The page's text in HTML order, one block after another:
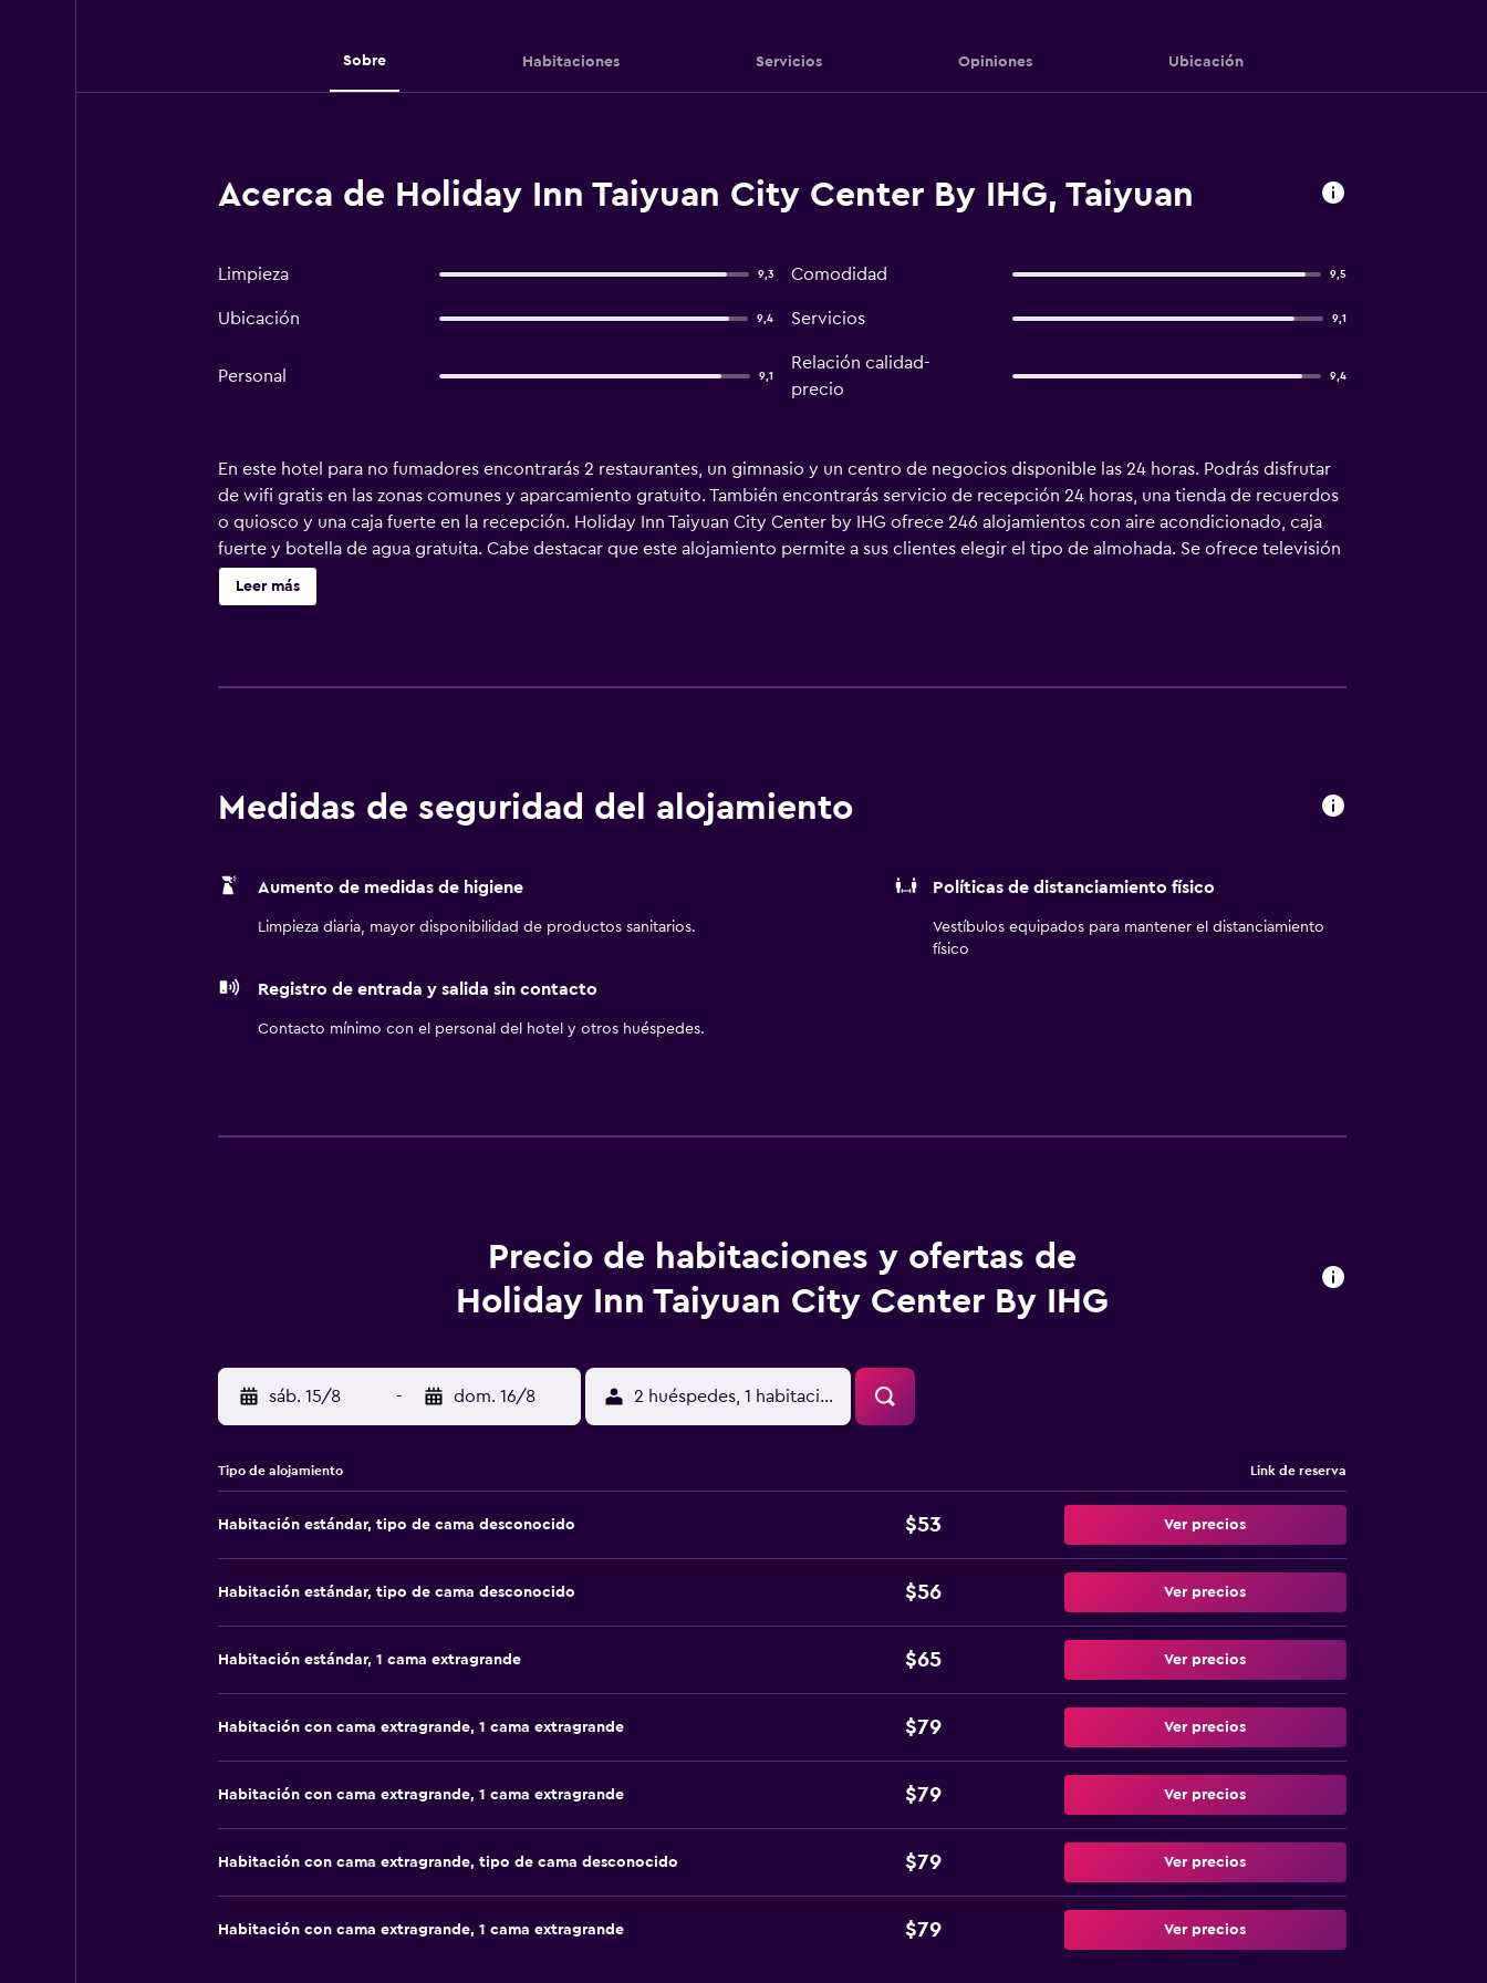
Sobre Habitaciones Servicios Opiniones Ubicación
Acerca de Holiday Inn Taiyuan City Center By IHG, Taiyuan
Limpieza 9,3 Comodidad 9,5
Ubicación 9,4 Servicios 9,1
Personal 9,1
Relación calidad-
precio
9,4
En este hotel para no fumadores encontrarás 2 restaurantes, un gimnasio y un centro de negocios disponible las 24 horas. Podrás disfrutar
de wifi gratis en las zonas comunes y aparcamiento gratuito. También encontrarás servicio de recepción 24 horas, una tienda de recuerdos
o quiosco y una caja fuerte en la recepción. Holiday Inn Taiyuan City Center by IHG ofrece 246 alojamientos con aire acondicionado, caja
fuerte y botella de agua gratuita. Cabe destacar que este alojamiento permite a sus clientes elegir el tipo de almohada. Se ofrece televisión
por satélite. Los baños están equipados con bañera o ducha, zapatillas y cepillos de dientes y dentífrico. Se ofrece servicio de limpieza
todos los días. Los servicios de ocio y esparcimiento en este hotel incluyen gimnasio.
Leer más
Medidas de seguridad del alojamiento
Aumento de medidas de higiene
Limpieza diaria, mayor disponibilidad de productos sanitarios.
Políticas de distanciamiento físico
Vestíbulos equipados para mantener el distanciamiento
físico
Registro de entrada y salida sin contacto
Contacto mínimo con el personal del hotel y otros huéspedes.
Precio de habitaciones y ofertas de
Holiday Inn Taiyuan City Center By IHG
sáb. 15/8 - dom. 16/8 2 huéspedes, 1 habitación
Tipo de alojamiento Link de reserva
Habitación estándar, tipo de cama desconocido $53 Ver precios
Habitación estándar, tipo de cama desconocido $56 Ver precios
Habitación estándar, 1 cama extragrande $65 Ver precios
Habitación con cama extragrande, 1 cama extragrande $79 Ver precios
Habitación con cama extragrande, 1 cama extragrande $79 Ver precios
Habitación con cama extragrande, tipo de cama desconocido $79 Ver precios
Habitación con cama extragrande, 1 cama extragrande $79 Ver precios